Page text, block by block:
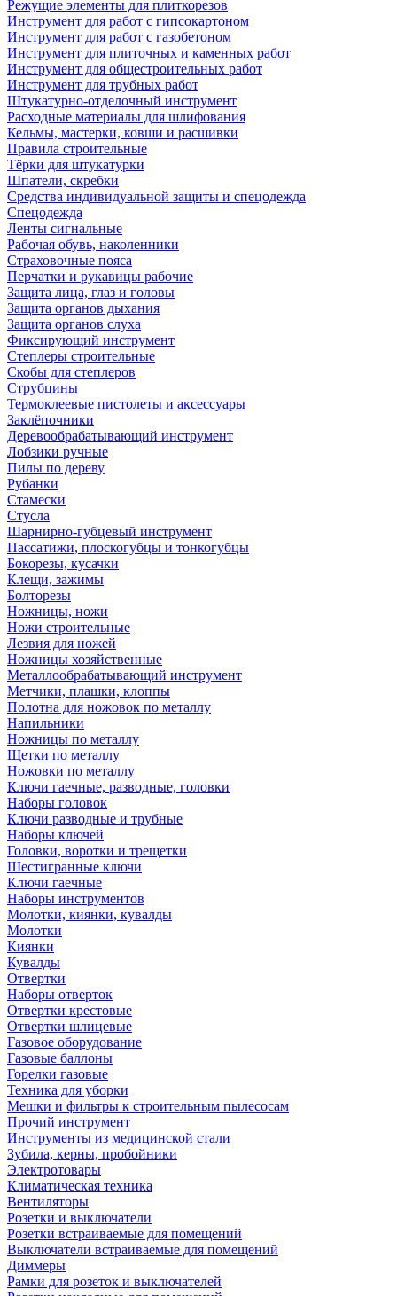
Режущие элементы для плиткорезов
Инструмент для работ с гипсокартоном
Инструмент для работ с газобетоном
Инструмент для плиточных и каменных работ
Инструмент для общестроительных работ
Инструмент для трубных работ
Штукатурно-отделочный инструмент
Расходные материалы для шлифования
Кельмы, мастерки, ковши и расшивки
Правила строительные
Тёрки для штукатурки
Шпатели, скребки
Средства индивидуальной защиты и спецодежда
Спецодежда
Ленты сигнальные
Рабочая обувь, наколенники
Страховочные пояса
Перчатки и рукавицы рабочие
Защита лица, глаз и головы
Защита органов дыхания
Защита органов слуха
Фиксирующий инструмент
Степлеры строительные
Скобы для степлеров
Струбцины
Термоклеевые пистолеты и аксессуары
Заклёпочники
Деревообрабатывающий инструмент
Лобзики ручные
Пилы по дереву
Рубанки
Стамески
Стусла
Шарнирно-губцевый инструмент
Пассатижи, плоскогубцы и тонкогубцы
Бокорезы, кусачки
Клещи, зажимы
Болторезы
Ножницы, ножи
Ножи строительные
Лезвия для ножей
Ножницы хозяйственные
Металлообрабатывающий инструмент
Метчики, плашки, клоппы
Полотна для ножовок по металлу
Напильники
Ножницы по металлу
Щетки по металлу
Ножовки по металлу
Ключи гаечные, разводные, головки
Наборы головок
Ключи разводные и трубные
Наборы ключей
Головки, воротки и трещетки
Шестигранные ключи
Ключи гаечные
Наборы инструментов
Молотки, киянки, кувалды
Молотки
Киянки
Кувалды
Отвертки
Наборы отверток
Отвертки крестовые
Отвертки шлицевые
Газовое оборудование
Газовые баллоны
Горелки газовые
Техника для уборки
Мешки и фильтры к строительным пылесосам
Прочий инструмент
Инструменты из медицинской стали
Зубила, керны, пробойники
Электротовары
Климатическая техника
Вентиляторы
Розетки и выключатели
Розетки встраиваемые для помещений
Выключатели встраиваемые для помещений
Диммеры
Рамки для розеток и выключателей